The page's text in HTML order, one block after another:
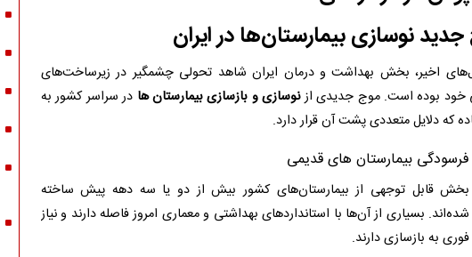
نوسازی بیمارستان‌ها در ایران
اخیر، بخش بهداشت و درمان ایران شاهد تحولی چشمگیر در زیرساخت‌های
خود بوده است. موج جدیدی ازنوسازی و بازسازی بیمارستان‌ ها در سراسر کشور به
که دلایل متعددی پشت آن قرار دارد.
فرسودگی بیمارستان ‌های قدیمی
بخش قابل توجهی از بیمارستان‌های کشور بیش از دو یا سه دهه پیش ساخته
شده‌اند. بسیاری از آن‌ها با استانداردهای بهداشتی و معماری امروز فاصله دارند و نیاز
فوری به بازسازی دارند.